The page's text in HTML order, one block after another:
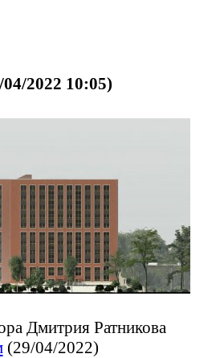
2022 10:05)
Дмитрия Ратникова
(29/04/2022)